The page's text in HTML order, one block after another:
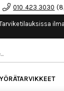
010 423 3030